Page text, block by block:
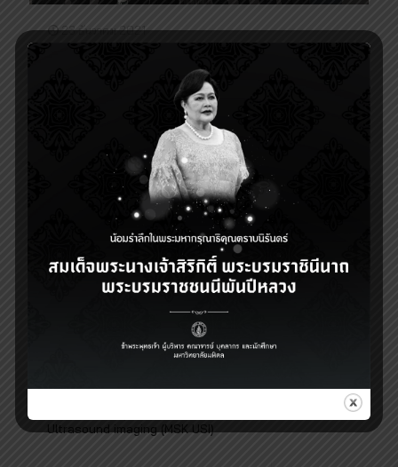
23 ธันวาคม 2021
31 กรกฎาคม 2021
Ultrasound imaging (MSK USI)